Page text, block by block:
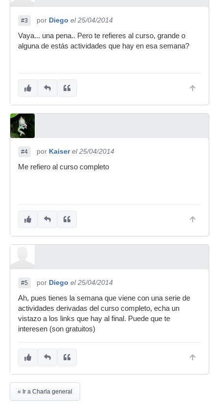
#3 por Diego el 25/04/2014
Vaya... una pena.. Pero te refieres al curso, grande o
alguna de estás actividades que hay en esa semana?
#4 por Kaiser el 25/04/2014
Me refiero al curso completo
#5 por Diego el 25/04/2014
Ah, pues tienes la semana que viene con una serie de
actividades derivadas del curso completo, echa un
vistazo a los links que hay al final. Puede que te
interesen (son gratuitos)
« Ir a Charla general